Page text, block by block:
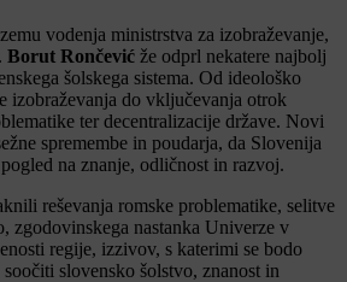
vodenja ministrstva za izobraževanje,
Borut Rončević že odprl nekatere najbolj
šolskega sistema. Od ideološko
izobraževanja do vključevanja otrok
ter decentralizacije države. Novi
spremembe in poudarja, da Slovenija
na znanje, odličnost in razvoj.
reševanja romske problematike, selitve
zgodovinskega nastanka Univerze v
regije, izzivov, s katerimi se bodo
slovensko šolstvo, znanost in